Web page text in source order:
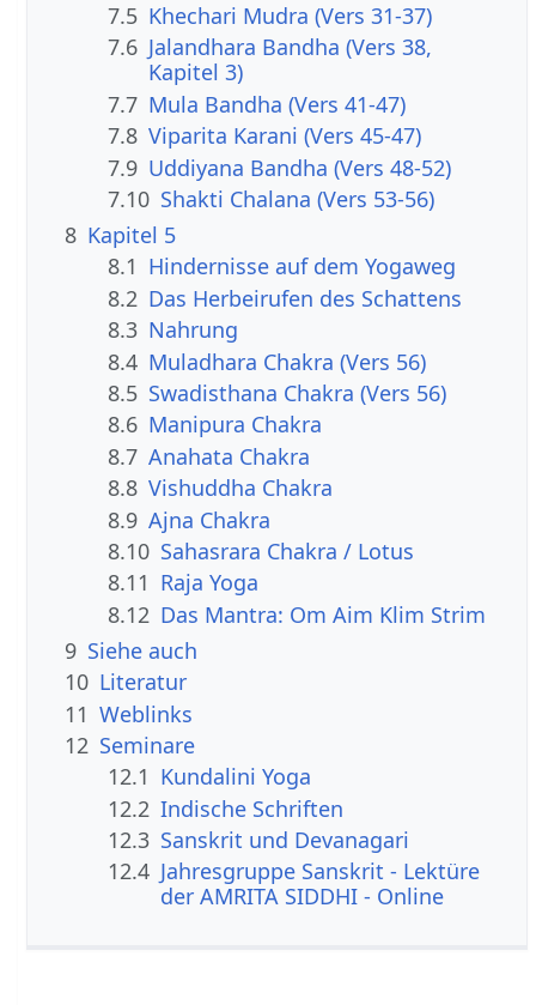
7.5 Khechari Mudra (Vers 31-37)
7.6 Jalandhara Bandha (Vers 38,
Kapitel 3)
7.7 Mula Bandha (Vers 41-47)
7.8 Viparita Karani (Vers 45-47)
7.9 Uddiyana Bandha (Vers 48-52)
7.10 Shakti Chalana (Vers 53-56)
8 Kapitel 5
8.1 Hindernisse auf dem Yogaweg
8.2 Das Herbeirufen des Schattens
8.3 Nahrung
8.4 Muladhara Chakra (Vers 56)
8.5 Swadisthana Chakra (Vers 56)
8.6 Manipura Chakra
8.7 Anahata Chakra
8.8 Vishuddha Chakra
8.9 Ajna Chakra
8.10 Sahasrara Chakra / Lotus
8.11 Raja Yoga
8.12 Das Mantra: Om Aim Klim Strim
9 Siehe auch
10 Literatur
11 Weblinks
12 Seminare
12.1 Kundalini Yoga
12.2 Indische Schriften
12.3 Sanskrit und Devanagari
12.4 Jahresgruppe Sanskrit - Lektüre
der AMRITA SIDDHI - Online